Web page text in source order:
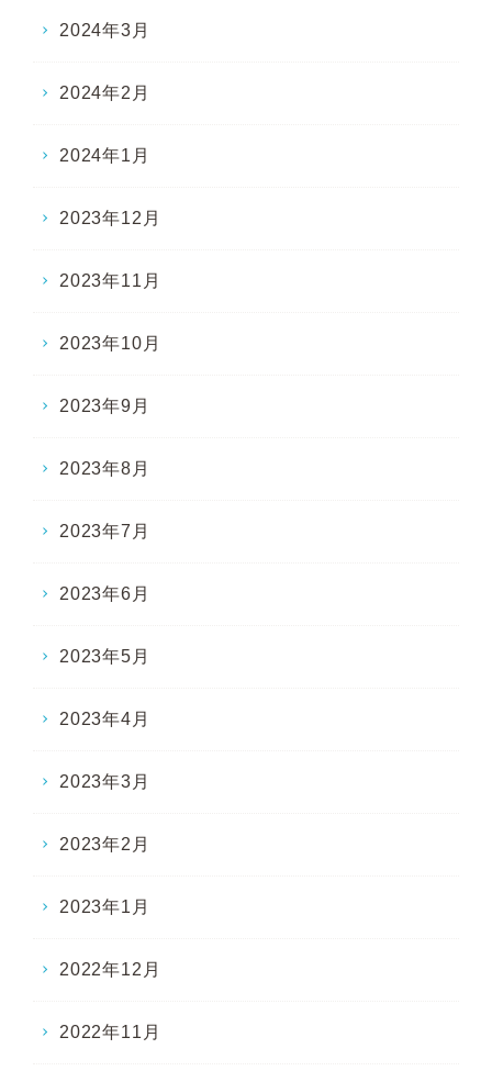
2024年3月
2024年2月
2024年1月
2023年12月
2023年11月
2023年10月
2023年9月
2023年8月
2023年7月
2023年6月
2023年5月
2023年4月
2023年3月
2023年2月
2023年1月
2022年12月
2022年11月